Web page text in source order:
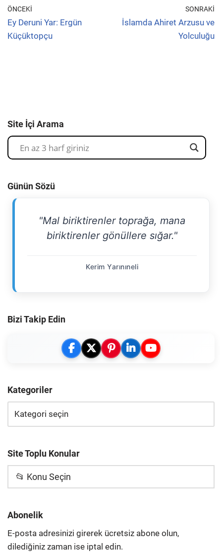
ÖNCEKI
Ey Deruni Yar: Ergün
Küçüktopçu
SONRAKI
İslamda Ahiret Arzusu ve
Yolculuğu
Site İçi Arama
Günün Sözü
"Mal biriktirenler toprağa, mana
biriktirenler gönüllere sığar."
Kerim Yarınıneli
Bizi Takip Edin
Kategoriler
Site Toplu Konular
📂 Konu Seçin
Abonelik
E-posta adresinizi girerek ücretsiz abone olun,
dilediğiniz zaman ise iptal edin.